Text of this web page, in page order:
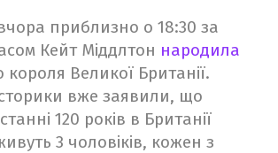
приблизно о 18:30 за
Кейт Міддлтон народила
короля Великої Британії.
вже заявили, що
120 років в Британії
3 чоловіків, кожен з